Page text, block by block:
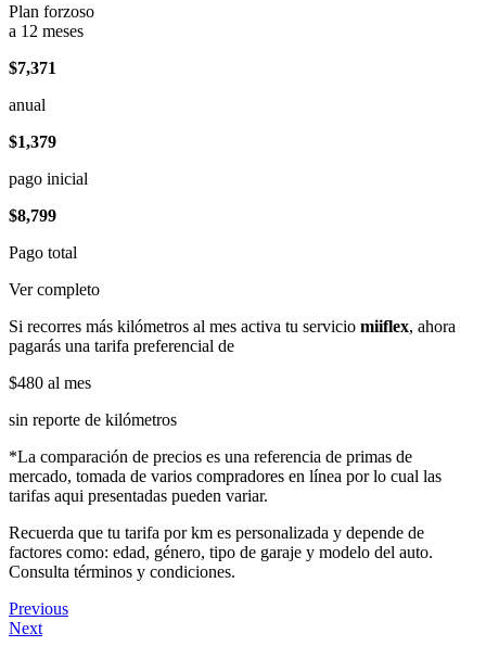
Plan forzoso
a 12 meses
$7,371
anual
$1,379
pago inicial
$8,799
Pago total
Ver completo
Si recorres más kilómetros al mes activa tu servicio miiflex, ahora
pagarás una tarifa preferencial de
$480 al mes
sin reporte de kilómetros
*La comparación de precios es una referencia de primas de
mercado, tomada de varios compradores en línea por lo cual las
tarifas aqui presentadas pueden variar.
Recuerda que tu tarifa por km es personalizada y depende de
factores como: edad, género, tipo de garaje y modelo del auto.
Consulta términos y condiciones.
Previous
Next